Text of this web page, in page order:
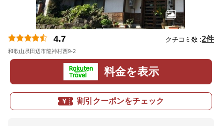
4.7 クチコミ数 :2件
和歌山県田辺市龍神村西9-2
料金を表示
割引クーポンをチェック